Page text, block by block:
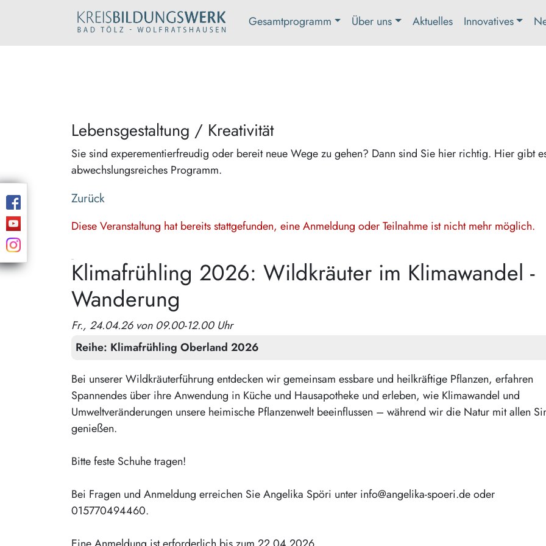
Gesamtprogramm Über uns Aktuelles Innovatives
Lebensgestaltung / Kreativität
Sie sind experementierfreudig oder bereit neue Wege zu gehen? Dann sind Sie hier richtig. Hier gibt
abwechslungsreiches Programm.
Zurück
Diese Veranstaltung hat bereits stattgefunden, eine Anmeldung oder Teilnahme ist nicht mehr möglich.
Klimafrühling 2026: Wildkräuter im Klimawandel -
Wanderung
Fr., 24.04.26 von 09.00-12.00 Uhr
Reihe: Klimafrühling Oberland 2026
Bei unserer Wildkräuterführung entdecken wir gemeinsam essbare und heilkräftige Pflanzen, erfahren
Spannendes über ihre Anwendung in Küche und Hausapotheke und erleben, wie Klimawandel und
Umweltveränderungen unsere heimische Pflanzenwelt beeinflussen – während wir die Natur mit allen
genießen.
Bitte feste Schuhe tragen!
Bei Fragen und Anmeldung erreichen Sie Angelika Spöri unter info@angelika-spoeri.de oder
015770494460.